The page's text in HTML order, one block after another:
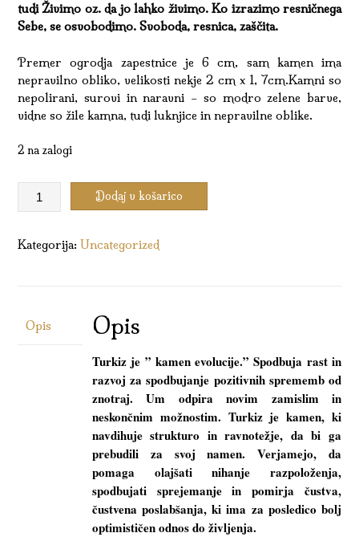
tudi Živimo oz. da jo lahko živimo. Ko izrazimo resničnega
Sebe, se osvobodimo. Svoboda, resnica, zaščita.
Premer ogrodja zapestnice je 6 cm, sam kamen ima
nepravilno obliko, velikosti nekje 2 cm x 1, 7cm.Kamni so
nepolirani, surovi in naravni – so modro zelene barve,
vidne so žile kamna, tudi luknjice in nepravilne oblike.
2 na zalogi
Boemska
–
Dodaj v košarico
Kategorija: Uncategorized
Opis Opis
Turkiz je ” kamen evolucije.” Spodbuja rast in
razvoj za spodbujanje pozitivnih sprememb od
znotraj. Um odpira novim zamislim in
neskončnim možnostim. Turkiz je kamen, ki
navdihuje strukturo in ravnotežje, da bi ga
prebudili za svoj namen. Verjamejo, da
pomaga olajšati nihanje razpoloženja,
spodbujati sprejemanje in pomirja čustva,
čustvena poslabšanja, ki ima za posledico bolj
optimističen odnos do življenja.